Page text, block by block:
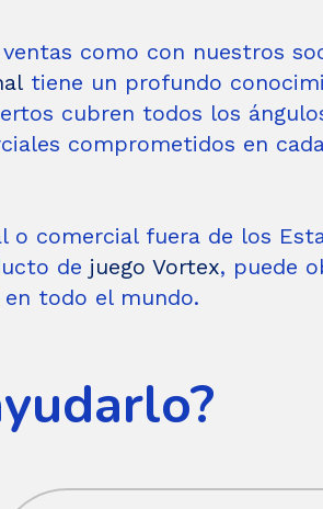
como con nuestros
tiene un profundo
cubren todos los
comprometidos en
comercial fuera de los
de juego Vortex, puede
todo el mundo.